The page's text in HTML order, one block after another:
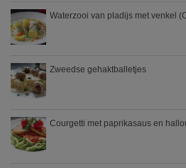
Waterzooi van pladijs met venkel
Zweedse gehaktballetjes
Courgetti met paprikasaus en